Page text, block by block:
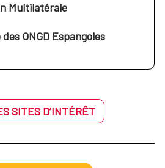
Multilatérale
ONGD Espangoles
SITES D’INTÉRÊT